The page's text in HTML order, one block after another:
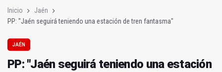
Inicio
Jaén
PP: "Jaén seguirá teniendo una estación de tren fantasma"
JAÉN
PP: "Jaén seguirá teniendo una estación